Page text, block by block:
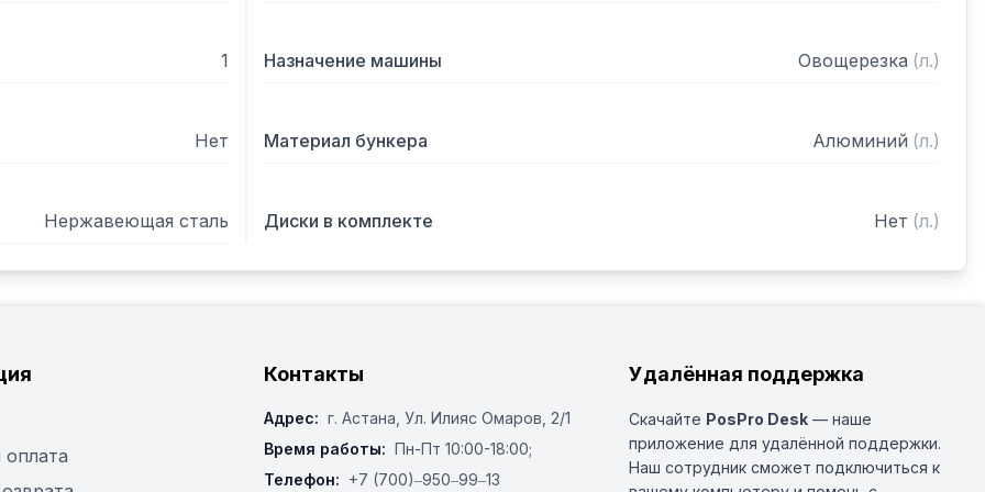
— Высокая точность заточки лезвий гарантирует стабильно качественную
характер. Фактическая производительность может отличаться от
указанной, так как зависит от множества факторов: типа нарезки,
1 Назначение машины Овощерезка (л.)
Нет Материал бункера Алюминий (л.)
Нержавеющая сталь Диски в комплекте Нет (л.)
Контакты
Адрес: г. Астана, ​Ул. Илияс Омаров, 2/1
Время работы: Пн-Пт 10:00-18:00;
Телефон: +7 (700)‒950‒99‒13
Удалённая поддержка
Скачайте PosPro Desk — наше
приложение для удалённой поддержки.
Наш сотрудник сможет подключиться к